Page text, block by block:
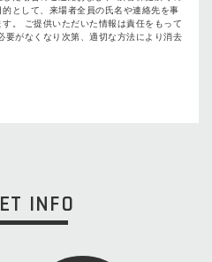
として、来場者全員の氏名や連絡先を事
。 ご提供いただいた情報は責任をもって
要がなくなり次第、適切な方法により消去
INFO